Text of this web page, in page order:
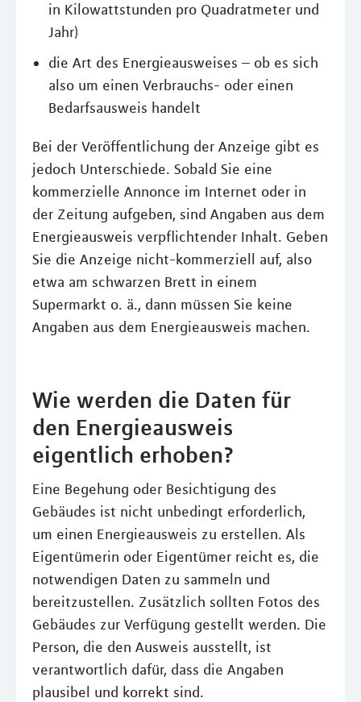
in Kilowattstunden pro Quadratmeter und
Jahr)
die Art des Energieausweises – ob es sich
also um einen Verbrauchs- oder einen
Bedarfsausweis handelt
Bei der Veröffentlichung der Anzeige gibt es
jedoch Unterschiede. Sobald Sie eine
kommerzielle Annonce im Internet oder in
der Zeitung aufgeben, sind Angaben aus dem
Energieausweis verpflichtender Inhalt. Geben
Sie die Anzeige nicht-kommerziell auf, also
etwa am schwarzen Brett in einem
Supermarkt o. ä., dann müssen Sie keine
Angaben aus dem Energieausweis machen.
Wie werden die Daten für
den Energieausweis
eigentlich erhoben?
Eine Begehung oder Besichtigung des
Gebäudes ist nicht unbedingt erforderlich,
um einen Energieausweis zu erstellen. Als
Eigentümerin oder Eigentümer reicht es, die
notwendigen Daten zu sammeln und
bereitzustellen. Zusätzlich sollten Fotos des
Gebäudes zur Verfügung gestellt werden. Die
Person, die den Ausweis ausstellt, ist
verantwortlich dafür, dass die Angaben
plausibel und korrekt sind.